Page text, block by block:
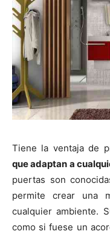
Tiene la ventaja de
que adaptan a
puertas son
permite crear una
cualquier ambiente.
como si fuese un